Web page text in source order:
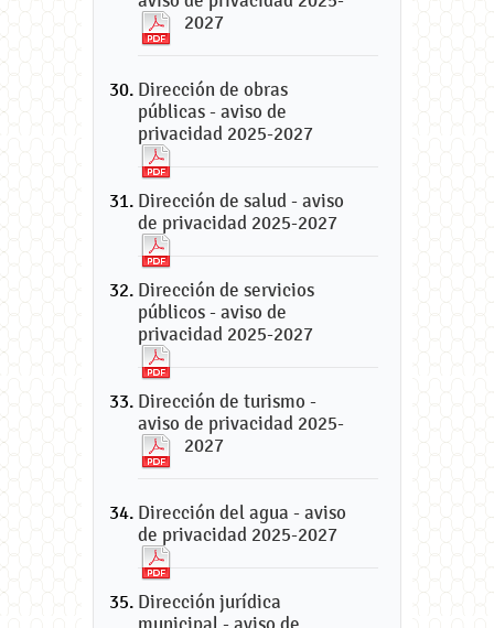
2027
Dirección de obras
públicas - aviso de
privacidad 2025-2027
Dirección de salud - aviso
de privacidad 2025-2027
Dirección de servicios
públicos - aviso de
privacidad 2025-2027
Dirección de turismo -
aviso de privacidad 2025-
2027
Dirección del agua - aviso
de privacidad 2025-2027
Dirección jurídica
municipal - aviso de